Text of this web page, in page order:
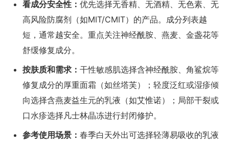
看成分安全性： 优先选择无香精、无酒精、无色素、无
高风险防腐剂（如MIT/CMIT）的产品。成分列表越
短，通常越安全。重点关注神经酰胺、燕麦、金盏花等
舒缓修复成分。
按肤质和需求： 干性敏感肌选择含神经酰胺、角鲨烷等
修复成分的厚重面霜（如丝塔芙）；轻度泛红或湿疹倾
向选择含燕麦益生元的乳液（如艾惟诺）；局部干裂或
口水疹选择凡士林晶冻进行封闭修护。
参考使用场景： 春季白天外出可选择轻薄易吸收的乳液